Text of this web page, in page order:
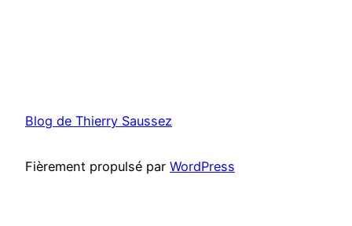
Blog de Thierry Saussez
Fièrement propulsé par WordPress